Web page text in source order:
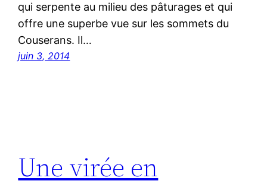
qui serpente au milieu des pâturages et qui
offre une superbe vue sur les sommets du
Couserans. Il…
juin 3, 2014
Une virée en